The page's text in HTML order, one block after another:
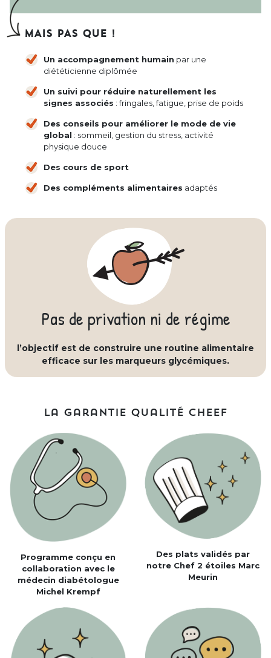
MAIS PAS QUE !
Un accompagnement humain par une
diététicienne diplômée
Un suivi pour réduire naturellement les
signes associés : fringales, fatigue, prise de poids
Des conseils pour améliorer le mode de vie
global : sommeil, gestion du stress, activité
physique douce
Des cours de sport
Des compléments alimentaires adaptés
Pas de privation ni de régime
l’objectif est de construire une routine alimentaire
efficace sur les marqueurs glycémiques.
La garantie qualité Cheef
Programme conçu en
collaboration avec le
médecin diabétologue
Michel Krempf
Des plats validés par
notre Chef 2 étoiles Marc
Meurin